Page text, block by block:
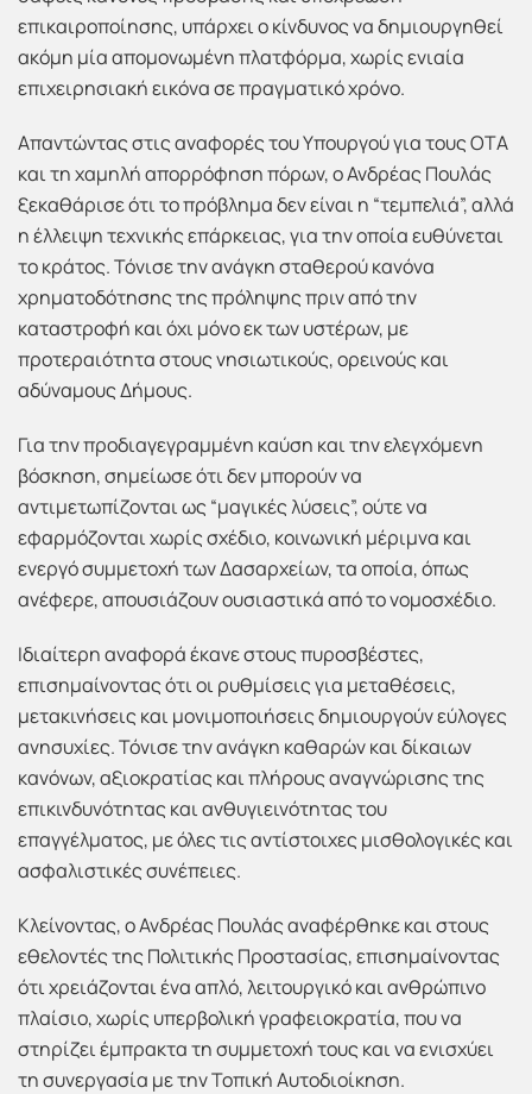
επικαιροποίησης, υπάρχει ο κίνδυνος να δημιουργηθεί
ακόμη μία απομονωμένη πλατφόρμα, χωρίς ενιαία
επιχειρησιακή εικόνα σε πραγματικό χρόνο.
Απαντώντας στις αναφορές του Υπουργού για τους ΟΤΑ
και τη χαμηλή απορρόφηση πόρων, ο Ανδρέας Πουλάς
ξεκαθάρισε ότι το πρόβλημα δεν είναι η “τεμπελιά”, αλλά
η έλλειψη τεχνικής επάρκειας, για την οποία ευθύνεται
το κράτος. Τόνισε την ανάγκη σταθερού κανόνα
χρηματοδότησης της πρόληψης πριν από την
καταστροφή και όχι μόνο εκ των υστέρων, με
προτεραιότητα στους νησιωτικούς, ορεινούς και
αδύναμους Δήμους.
Για την προδιαγεγραμμένη καύση και την ελεγχόμενη
βόσκηση, σημείωσε ότι δεν μπορούν να
αντιμετωπίζονται ως “μαγικές λύσεις”, ούτε να
εφαρμόζονται χωρίς σχέδιο, κοινωνική μέριμνα και
ενεργό συμμετοχή των Δασαρχείων, τα οποία, όπως
ανέφερε, απουσιάζουν ουσιαστικά από το νομοσχέδιο.
Ιδιαίτερη αναφορά έκανε στους πυροσβέστες,
επισημαίνοντας ότι οι ρυθμίσεις για μεταθέσεις,
μετακινήσεις και μονιμοποιήσεις δημιουργούν εύλογες
ανησυχίες. Τόνισε την ανάγκη καθαρών και δίκαιων
κανόνων, αξιοκρατίας και πλήρους αναγνώρισης της
επικινδυνότητας και ανθυγιεινότητας του
επαγγέλματος, με όλες τις αντίστοιχες μισθολογικές και
ασφαλιστικές συνέπειες.
Κλείνοντας, ο Ανδρέας Πουλάς αναφέρθηκε και στους
εθελοντές της Πολιτικής Προστασίας, επισημαίνοντας
ότι χρειάζονται ένα απλό, λειτουργικό και ανθρώπινο
πλαίσιο, χωρίς υπερβολική γραφειοκρατία, που να
στηρίζει έμπρακτα τη συμμετοχή τους και να ενισχύει
τη συνεργασία με την Τοπική Αυτοδιοίκηση.